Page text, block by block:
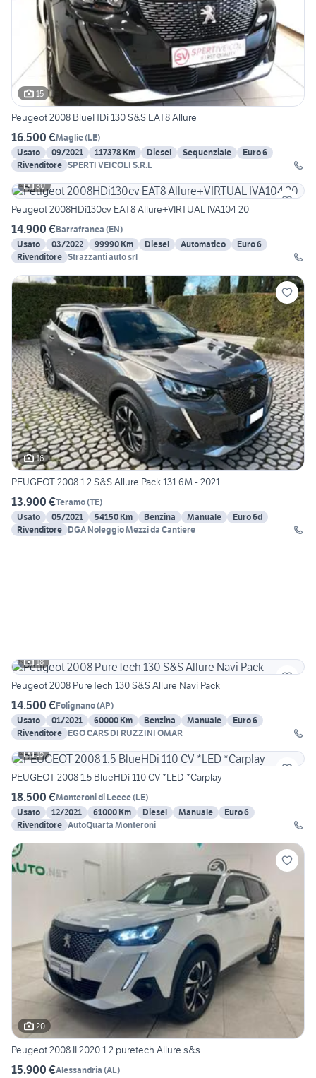
15
Peugeot 2008 BlueHDi 130 S&S EAT8 Allure
16.500 €Maglie(LE)
Usato
09/2021 117378 Km Diesel Sequenziale
Euro 6
Rivenditore SPERTI VEICOLI S.R.L
30
Peugeot 2008HDi130cv EAT8 Allure+VIRTUAL IVA104 20
14.900 €Barrafranca (EN)
Usato
03/2022 99990 Km Diesel Automatico
Euro 6
Rivenditore Strazzanti auto srl
16
PEUGEOT 2008 1.2 S&S Allure Pack 131 6M - 2021
13.900 €Teramo(TE)
Usato
05/2021 54150 Km Benzina Manuale
Euro 6d
Rivenditore DGA Noleggio Mezzi da Cantiere
18
Peugeot 2008 PureTech 130 S&S Allure Navi Pack
14.500 €Folignano(AP)
Usato
01/2021 60000 Km Benzina Manuale
Euro 6
Rivenditore EGO CARS DI RUZZINI OMAR
15
PEUGEOT 2008 1.5 BlueHDi 110 CV *LED *Carplay
18.500 €Monteroni di Lecce(LE)
Usato
12/2021 61000 Km Diesel Manuale
Euro 6
Rivenditore AutoQuarta Monteroni
20
Peugeot 2008 II 2020 1.2 puretech Allure s&s ...
15.900 €Alessandria (AL)